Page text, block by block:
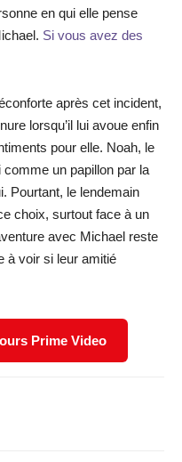
en qui elle pense
Si vous avez des
après cet incident,
lorsqu’il lui avoue enfin
pour elle. Noah, le
un papillon par la
Pourtant, le lendemain
choix, surtout face à un
avec Michael reste
à voir si leur amitié
Prime Video